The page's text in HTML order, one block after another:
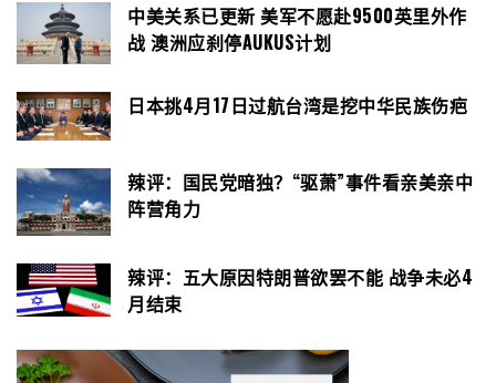
中美关系已更新 美军不愿赴9500英里外作
战 澳洲应刹停AUKUS计划
日本挑4月17日过航台湾是挖中华民族伤疤
辣评：国民党暗独？“驱萧”事件看亲美亲中
阵营角力
辣评：五大原因特朗普欲罢不能 战争未必4
月结束